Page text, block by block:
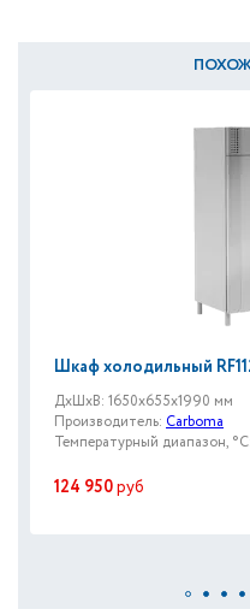
Шкаф холодильный
ДxШxВ: 1650x655x1990 мм
Производитель: Carboma
Температурный диапазон,
124 950руб